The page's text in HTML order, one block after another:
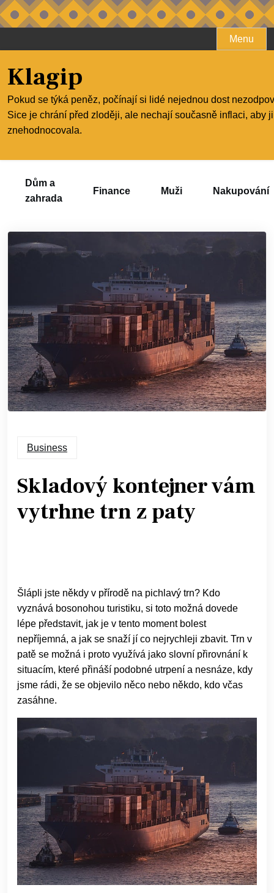
to
Menu
Klagip
Pokud se týká peněz, počínají si lidé nejednou dost
Sice je chrání před zloději, ale nechají současně inflaci, aby
znehodnocovala.
Dům a
zahrada
Finance Muži Nakupování
Business
Skladový kontejner vám
vytrhne trn z paty
Šlápli jste někdy v přírodě na pichlavý trn? Kdo
vyznává bosonohou turistiku, si toto možná dovede
lépe představit, jak je v tento moment bolest
nepříjemná, a jak se snaží jí co nejrychleji zbavit. Trn v
patě se možná i proto využívá jako slovní přirovnání k
situacím, které přináší podobné utrpení a nesnáze, kdy
jsme rádi, že se objevilo něco nebo někdo, kdo včas
zasáhne.